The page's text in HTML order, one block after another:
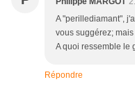
A "perillediamant",
vous suggérez;
A quoi ressemble le
Répondre